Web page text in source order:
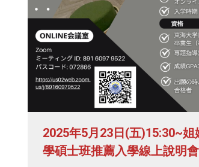
2025年5月23日(五)15:30~姐
學碩士班推薦入學線上說明會